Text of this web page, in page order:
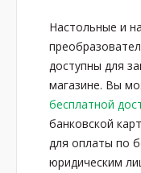
Настольные и
доступны для
магазине. Вы
бесплатной
банковской
для оплаты по
юридическим